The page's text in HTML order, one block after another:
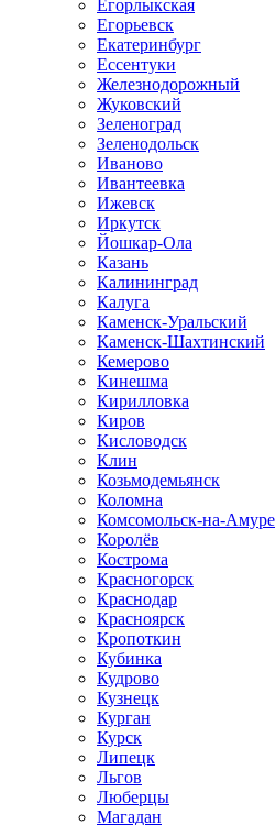
Егорлыкская
Егорьевск
Екатеринбург
Ессентуки
Железнодорожный
Жуковский
Зеленоград
Зеленодольск
Иваново
Ивантеевка
Ижевск
Иркутск
Йошкар-Ола
Казань
Калининград
Калуга
Каменск-Уральский
Каменск-Шахтинский
Кемерово
Кинешма
Кирилловка
Киров
Кисловодск
Клин
Козьмодемьянск
Коломна
Комсомольск-на-Амуре
Королёв
Кострома
Красногорск
Краснодар
Красноярск
Кропоткин
Кубинка
Кудрово
Кузнецк
Курган
Курск
Липецк
Льгов
Люберцы
Магадан